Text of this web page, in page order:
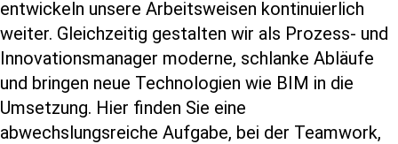
entwickeln unsere Arbeitsweisen kontinuierlich
weiter. Gleichzeitig gestalten wir als Prozess- und
Innovationsmanager moderne, schlanke Abläufe
und bringen neue Technologien wie BIM in die
Umsetzung. Hier finden Sie eine
abwechslungsreiche Aufgabe, bei der Teamwork,